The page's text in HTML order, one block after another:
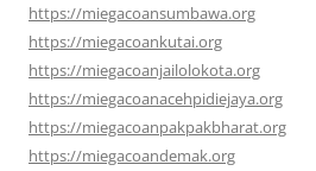
https://miegacoansumbawa.org
https://miegacoankutai.org
https://miegacoanjailolokota.org
https://miegacoanacehpidiejaya.org
https://miegacoanpakpakbharat.org
https://miegacoandemak.org